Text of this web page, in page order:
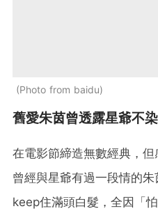
Photo from baidu
舊愛朱茵曾透露星爺不
在電影節締造無數經典，但
曾經與星爺有過一段情的
keep住滿頭白髮，全因「